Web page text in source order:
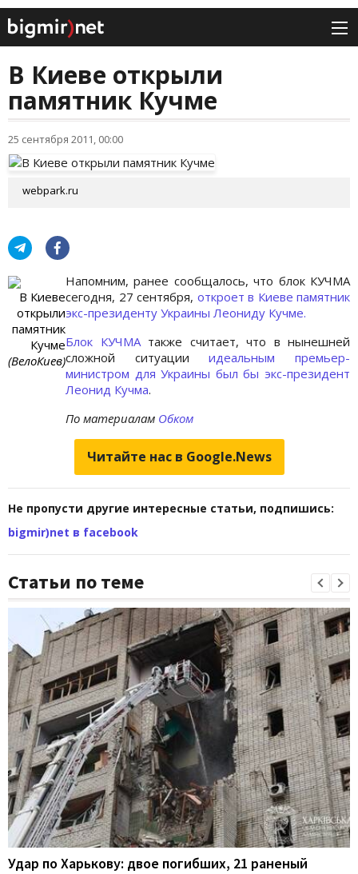
В Киеве открыли
памятник Кучме
25 сентября 2011, 00:00
webpark.ru
В Киеве
открыли
памятник
Кучме
(ВелоКиев)
Напомним, ранее сообщалось, что блок КУЧМА
сегодня, 27 сентября, откроет в Киеве памятник
экс-президенту Украины Леониду Кучме.
Блок КУЧМАтакже считает, что в нынешней
сложной ситуацииидеальным премьер-
министром для Украины был бы экс-президент
Леонид Кучма.
По материалам Обком
Читайте нас в Google.News
Не пропусти другие интересные статьи, подпишись:
bigmir)net в facebook
Статьи по теме
Удар по Харькову: двое погибших, 21 раненый